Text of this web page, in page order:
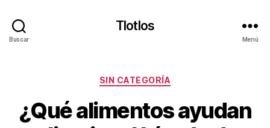
Buscar
Tlotlos
Menú
Categorías
SIN CATEGORÍA
¿Qué alimentos ayudan